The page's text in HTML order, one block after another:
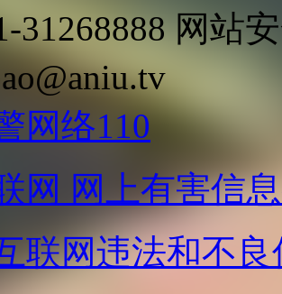
31268888 网站
网络110
网 网上有害信
联网违法和不